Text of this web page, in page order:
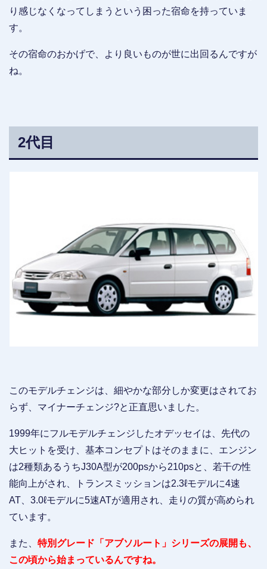
り感じなくなってしまうという困った宿命を持っていま
す。
その宿命のおかげで、より良いものが世に出回るんですが
ね。
2代目
このモデルチェンジは、細やかな部分しか変更はされてお
らず、マイナーチェンジ?と正直思いました。
1999年にフルモデルチェンジしたオデッセイは、先代の
大ヒットを受け、基本コンセプトはそのままに、エンジン
は2種類あるうちJ30A型が200psから210psと、若干の性
能向上がされ、トランスミッションは2.3ℓモデルに4速
AT、3.0ℓモデルに5速ATが適用され、走りの質が高められ
ています。
また、 特別グレード「アブソルート」シリーズの展開も、
この頃から始まっているんですね。